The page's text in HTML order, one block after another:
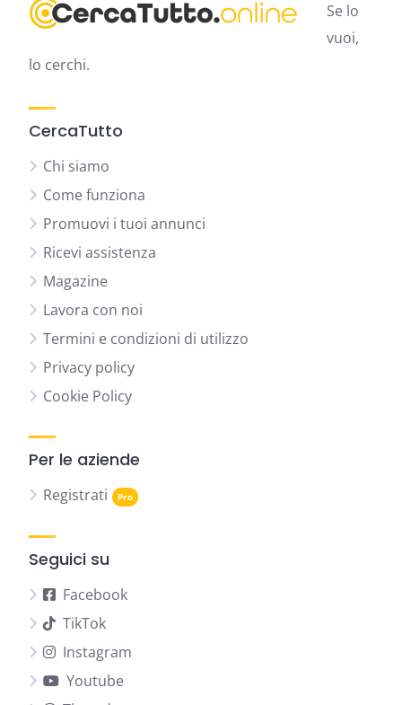
Se lo
vuoi,
lo cerchi.
CercaTutto
Chi siamo
Come funziona
Promuovi i tuoi annunci
Ricevi assistenza
Magazine
Lavora con noi
Termini e condizioni di utilizzo
Privacy policy
Cookie Policy
Per le aziende
Registrati
Seguici su
Facebook
TikTok
Instagram
Youtube